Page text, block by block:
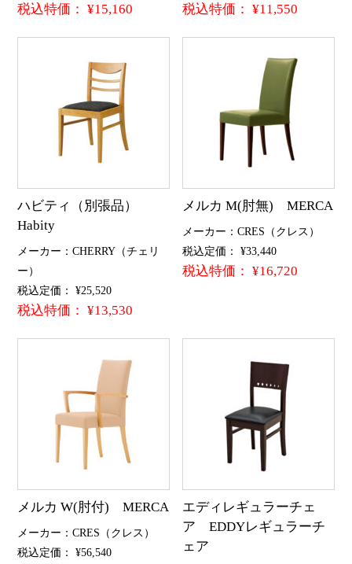
税込特価： ¥15,160 税込特価： ¥11,550
ハビティ（別張品）
Habity
メーカー：CHERRY（チェリ
ー）
税込定価： ¥25,520
税込特価： ¥13,530
メルカ M(肘無) MERCA
メーカー：CRES（クレス）
税込定価： ¥33,440
税込特価： ¥16,720
メルカ W(肘付) MERCA
メーカー：CRES（クレス）
税込定価： ¥56,540
エディレギュラーチェ
ア EDDYレギュラーチ
ェア